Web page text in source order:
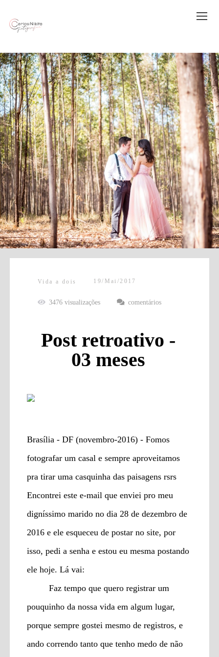
Vida a dois 19/Mai/2017
Post retroativo -
03 meses
3476visualizações comentários
Brasília - DF (novembro-2016) - Fomos
fotografar um casal e sempre aproveitamos
pra tirar uma casquinha das paisagens rsrs
Encontrei este e-mail que enviei pro meu
digníssimo marido no dia 28 de dezembro de
2016 e ele esqueceu de postar no site, por
isso, pedi a senha e estou eu mesma postando
ele hoje. Lá vai:
Faz tempo que quero registrar um
pouquinho da nossa vida em algum lugar,
porque sempre gostei mesmo de registros, e
ando correndo tanto que tenho medo de não